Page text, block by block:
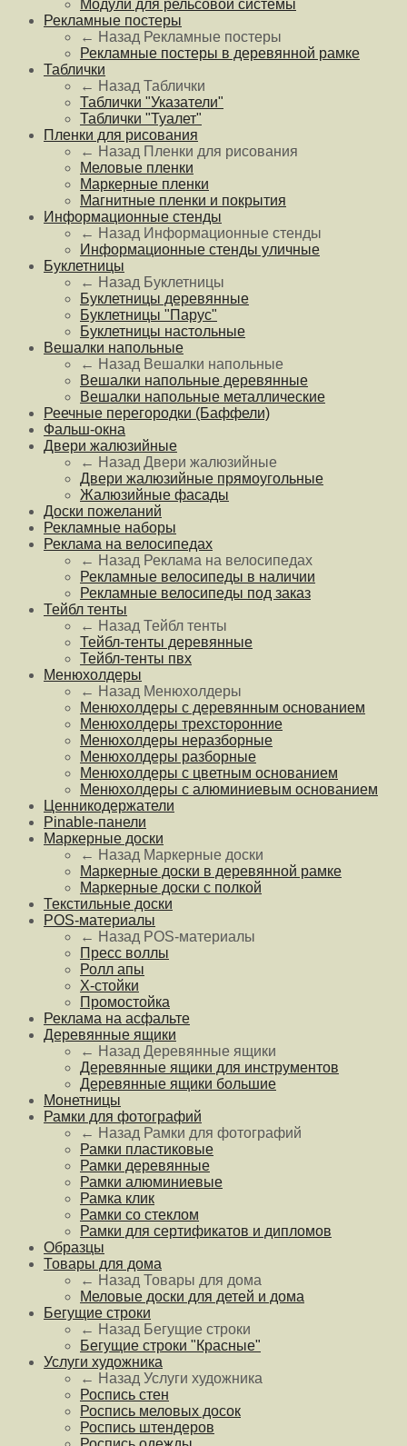
Модули для рельсовой системы
Рекламные постеры
← Назад Рекламные постеры
Рекламные постеры в деревянной рамке
Таблички
← Назад Таблички
Таблички "Указатели"
Таблички "Туалет"
Пленки для рисования
← Назад Пленки для рисования
Меловые пленки
Маркерные пленки
Магнитные пленки и покрытия
Информационные стенды
← Назад Информационные стенды
Информационные стенды уличные
Буклетницы
← Назад Буклетницы
Буклетницы деревянные
Буклетницы "Парус"
Буклетницы настольные
Вешалки напольные
← Назад Вешалки напольные
Вешалки напольные деревянные
Вешалки напольные металлические
Реечные перегородки (Баффели)
Фальш-окна
Двери жалюзийные
← Назад Двери жалюзийные
Двери жалюзийные прямоугольные
Жалюзийные фасады
Доски пожеланий
Рекламные наборы
Реклама на велосипедах
← Назад Реклама на велосипедах
Рекламные велосипеды в наличии
Рекламные велосипеды под заказ
Тейбл тенты
← Назад Тейбл тенты
Тейбл-тенты деревянные
Тейбл-тенты пвх
Менюхолдеры
← Назад Менюхолдеры
Менюхолдеры с деревянным основанием
Менюхолдеры трехсторонние
Менюхолдеры неразборные
Менюхолдеры разборные
Менюхолдеры с цветным основанием
Менюхолдеры с алюминиевым основанием
Ценникодержатели
Pinable-панели
Маркерные доски
← Назад Маркерные доски
Маркерные доски в деревянной рамке
Маркерные доски с полкой
Текстильные доски
POS-материалы
← Назад POS-материалы
Пресс воллы
Ролл апы
Х-стойки
Промостойка
Реклама на асфальте
Деревянные ящики
← Назад Деревянные ящики
Деревянные ящики для инструментов
Деревянные ящики большие
Монетницы
Рамки для фотографий
← Назад Рамки для фотографий
Рамки пластиковые
Рамки деревянные
Рамки алюминиевые
Рамка клик
Рамки со стеклом
Рамки для сертификатов и дипломов
Образцы
Товары для дома
← Назад Товары для дома
Меловые доски для детей и дома
Бегущие строки
← Назад Бегущие строки
Бегущие строки "Красные"
Услуги художника
← Назад Услуги художника
Роспись стен
Роспись меловых досок
Роспись штендеров